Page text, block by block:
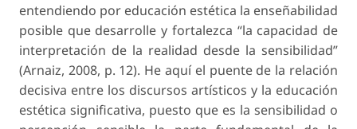
entendiendo por educación estética la enseñabilidad
posible que desarrolle y fortalezca “la capacidad de
interpretación de la realidad desde la sensibilidad”
(Arnaiz, 2008, p. 12). He aquí el puente de la relación
decisiva entre los discursos artísticos y la educación
estética significativa, puesto que es la sensibilidad o